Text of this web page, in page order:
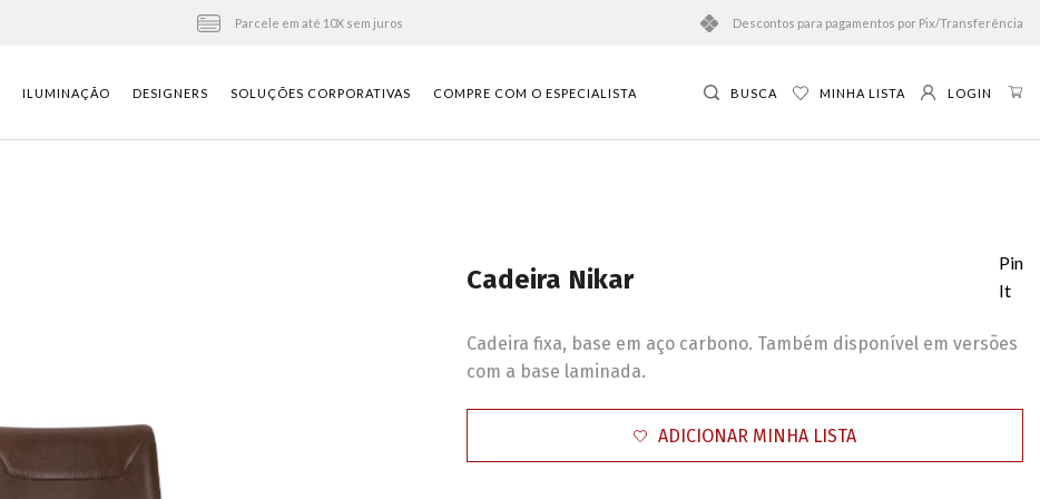
Parcele em até 10X sem juros Descontos para pagamentos por Pix/Transferência
ILUMINAÇÃO DESIGNERS SOLUÇÕES CORPORATIVAS COMPRE COM O ESPECIALISTA BUSCA MINHA LISTA LOGIN
Cadeira Nikar
Pin
It
Cadeira fixa, base em aço carbono. Também disponível em versões
com a base laminada.
ADICIONAR MINHA LISTA